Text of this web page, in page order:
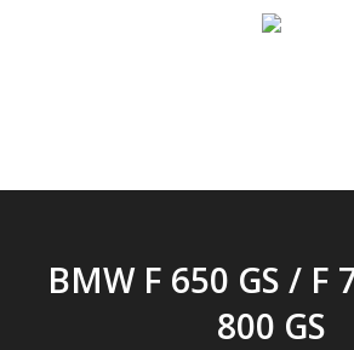
BMW F 650 GS / F
800 GS